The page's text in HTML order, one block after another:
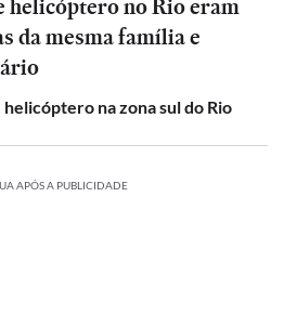
helicóptero no Rio eram
da mesma família e
na zona sul do Rio
APÓS A PUBLICIDADE